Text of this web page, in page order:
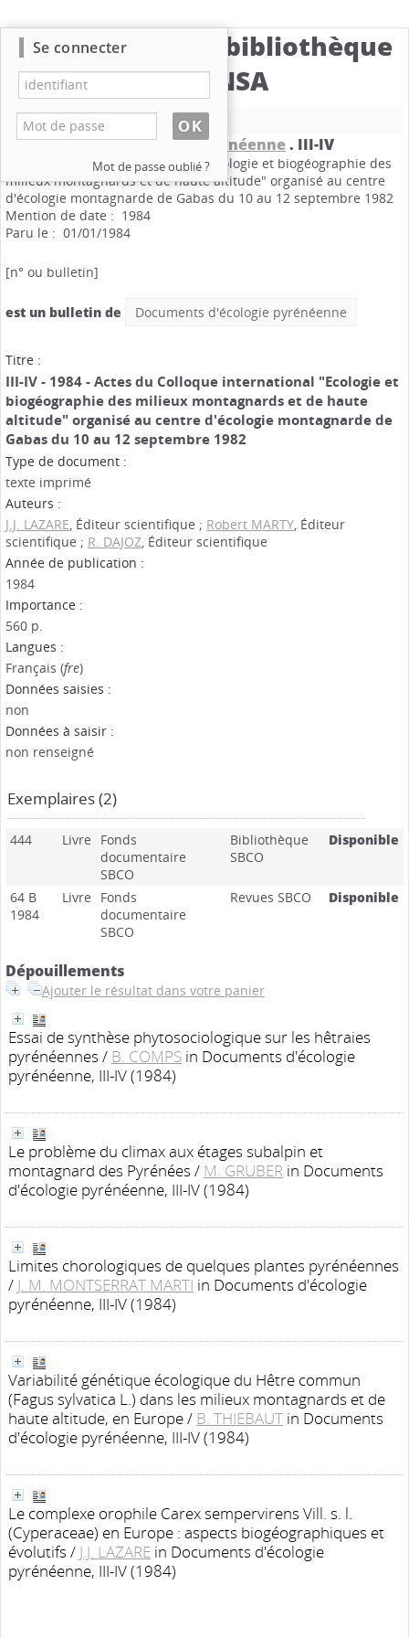
Catalogue de la bibliothèque
du CBNSA
Nouvelle recherche
Documents d'écologie pyrénéenne . III-IV
Actes du Colloque international "Ecologie et biogéographie des
milieux montagnards et de haute altitude" organisé au centre
d'écologie montagnarde de Gabas du 10 au 12 septembre 1982
Mention de date : 1984
Paru le : 01/01/1984
[n° ou bulletin]
est un bulletin de Documents d'écologie pyrénéenne
Titre :
III-IV - 1984 - Actes du Colloque international "Ecologie et
biogéographie des milieux montagnards et de haute
altitude" organisé au centre d'écologie montagnarde de
Gabas du 10 au 12 septembre 1982
Type de document :
texte imprimé
Auteurs :
J.J. LAZARE, Éditeur scientifique ; Robert MARTY, Éditeur
scientifique ; R. DAJOZ, Éditeur scientifique
Année de publication :
1984
Importance :
560 p.
Langues :
Français (fre)
Données saisies :
non
Données à saisir :
non renseigné
Exemplaires (2)
444 Livre
Fonds
documentaire
SBCO
Bibliothèque
SBCO
Disponible
64 B
1984
Livre
Fonds
documentaire
SBCO
Revues SBCO Disponible
Dépouillements
Ajouter le résultat dans votre panier
Essai de synthèse phytosociologique sur les hêtraies
pyrénéennes / B. COMPS in Documents d'écologie
pyrénéenne, III-IV (1984)
Le problème du climax aux étages subalpin et
montagnard des Pyrénées / M. GRUBER in Documents
d'écologie pyrénéenne, III-IV (1984)
Limites chorologiques de quelques plantes pyrénéennes
/ J. M. MONTSERRAT MARTI in Documents d'écologie
pyrénéenne, III-IV (1984)
Variabilité génétique écologique du Hêtre commun
(Fagus sylvatica L.) dans les milieux montagnards et de
haute altitude, en Europe/ B. THIEBAUT in Documents
d'écologie pyrénéenne, III-IV (1984)
Le complexe orophile Carex sempervirens Vill. s. l.
(Cyperaceae) en Europe : aspects biogéographiques et
évolutifs / J.J. LAZARE in Documents d'écologie
pyrénéenne, III-IV (1984)
Se connecter
Mot de passe oublié ?